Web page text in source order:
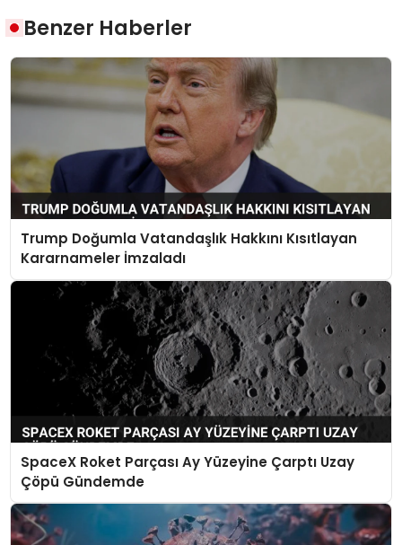
Benzer Haberler
Trump Doğumla Vatandaşlık Hakkını Kısıtlayan
Kararnameler İmzaladı
SpaceX Roket Parçası Ay Yüzeyine Çarptı Uzay
Çöpü Gündemde